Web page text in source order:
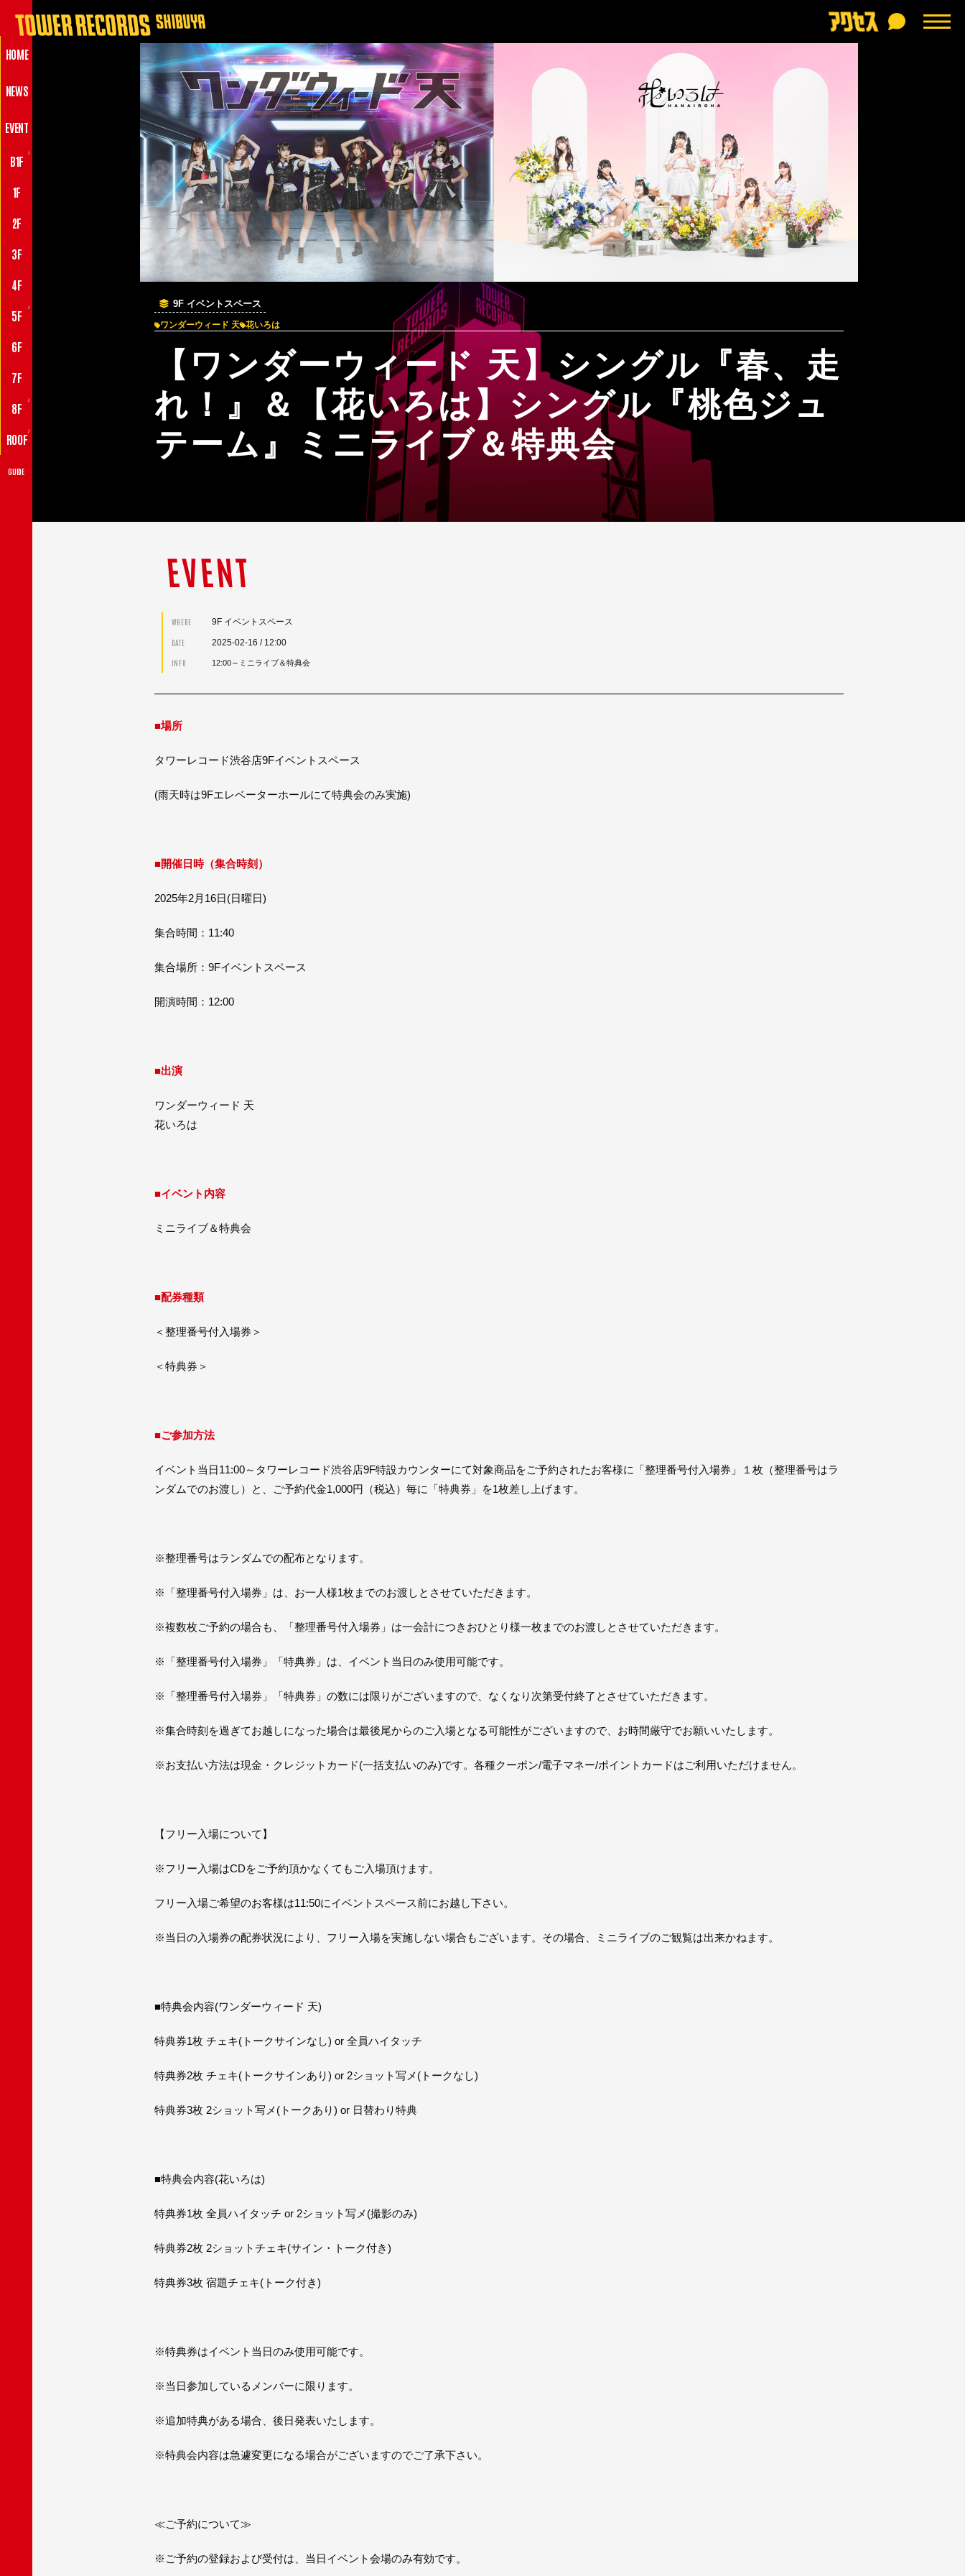
HOME
NEWS
EVENT
B1F
♪
1F
2F
3F
4F
5F
♪
6F
7F
8F
♪
ROOF
♪
GUIDE
9F イベントスペース
ワンダーウィード 天 花いろは
【ワンダーウィード 天】シングル『春、走
れ！』＆【花いろは】シングル『桃色ジュ
テーム』ミニライブ＆特典会
EVENT
WHERE 9F イベントスペース
DATE 2025-02-16 / 12:00
INFO 12:00～ミニライブ＆特典会
■場所
タワーレコード渋谷店9Fイベントスペース
(雨天時は9Fエレベーターホールにて特典会のみ実施)
■開催日時（集合時刻）
2025年2月16日(日曜日)
集合時間：11:40
集合場所：9Fイベントスペース
開演時間：12:00
■出演
ワンダーウィード 天
花いろは
■イベント内容
ミニライブ＆特典会
■配券種類
＜整理番号付入場券＞
＜特典券＞
■ご参加方法
イベント当日11:00～タワーレコード渋谷店9F特設カウンターにて対象商品をご予約されたお客様に「整理番号付入場券」１枚（整理番号はラ
ンダムでのお渡し）と、ご予約代金1,000円（税込）毎に「特典券」を1枚差し上げます。
※整理番号はランダムでの配布となります。
※「整理番号付入場券」は、お一人様1枚までのお渡しとさせていただきます。
※複数枚ご予約の場合も、「整理番号付入場券」は一会計につきおひとり様一枚までのお渡しとさせていただきます。
※「整理番号付入場券」「特典券」は、イベント当日のみ使用可能です。
※「整理番号付入場券」「特典券」の数には限りがございますので、なくなり次第受付終了とさせていただきます。
※集合時刻を過ぎてお越しになった場合は最後尾からのご入場となる可能性がございますので、お時間厳守でお願いいたします。
※お支払い方法は現金・クレジットカード(一括支払いのみ)です。各種クーポン/電子マネー/ポイントカードはご利用いただけません。
【フリー入場について】
※フリー入場はCDをご予約頂かなくてもご入場頂けます。
フリー入場ご希望のお客様は11:50にイベントスペース前にお越し下さい。
※当日の入場券の配券状況により、フリー入場を実施しない場合もございます。その場合、ミニライブのご観覧は出来かねます。
■特典会内容(ワンダーウィード 天)
特典券1枚 チェキ(トークサインなし) or 全員ハイタッチ
特典券2枚 チェキ(トークサインあり) or 2ショット写メ(トークなし)
特典券3枚 2ショット写メ(トークあり) or 日替わり特典
■特典会内容(花いろは)
特典券1枚 全員ハイタッチ or 2ショット写メ(撮影のみ)
特典券2枚 2ショットチェキ(サイン・トーク付き)
特典券3枚 宿題チェキ(トーク付き)
※特典券はイベント当日のみ使用可能です。
※当日参加しているメンバーに限ります。
※追加特典がある場合、後日発表いたします。
※特典会内容は急遽変更になる場合がございますのでご了承下さい。
≪ご予約について≫
※ご予約の登録および受付は、当日イベント会場のみ有効です。